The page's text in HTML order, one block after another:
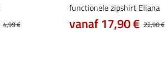
4,99 €
functionele zipshirt Eliana
22,90 €
vanaf 17,90 €